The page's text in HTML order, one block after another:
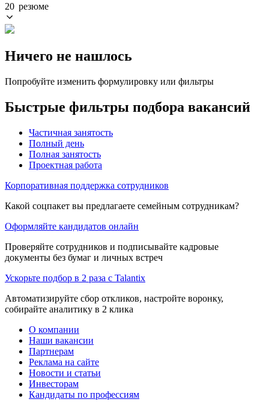
20 резюме
Ничего не нашлось
Попробуйте изменить формулировку или фильтры
Быстрые фильтры подбора вакансий
Частичная занятость
Полный день
Полная занятость
Проектная работа
Корпоративная поддержка сотрудников
Какой соцпакет вы предлагаете семейным сотрудникам?
Оформляйте кандидатов онлайн
Проверяйте сотрудников и подписывайте кадровые
документы без бумаг и личных встреч
Ускорьте подбор в 2 раза с Talantix
Автоматизируйте сбор откликов, настройте воронку,
собирайте аналитику в 2 клика
О компании
Наши вакансии
Партнерам
Реклама на сайте
Новости и статьи
Инвесторам
Кандидаты по профессиям